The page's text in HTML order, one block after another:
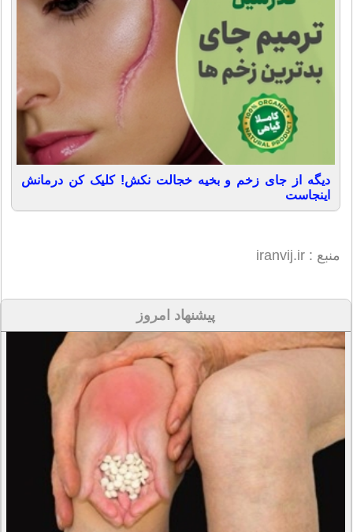
دیگه از جای زخم و بخیه خجالت نکش! کلیک کن درمانش
اینجاست
منبع : iranvij.ir
پیشنهاد امروز